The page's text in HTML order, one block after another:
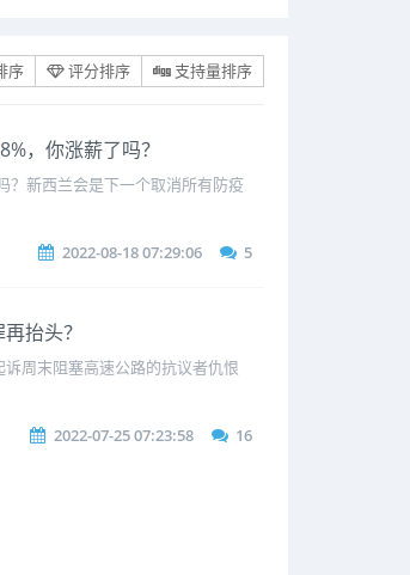
序 评分排序 支持量排序
，你涨薪了吗？
？新西兰会是下一个取消所有防疫
2022-08-18 07:29:06 5
抬头？
周末阻塞高速公路的抗议者仇恨
2022-07-25 07:23:58 16